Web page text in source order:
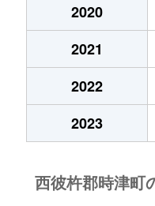
2020
2021
2022
2023